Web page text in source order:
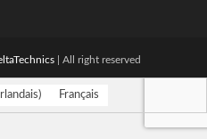
| All right reserved
) Français